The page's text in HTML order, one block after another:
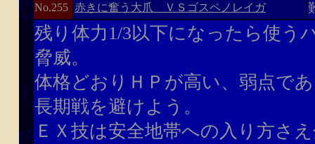
No.255 赤きに奮う大爪 ＶＳゴスペノレイガ
残り体力1/3以下になったら使う
脅威。
体格どおりＨＰが高い、弱点で
長期戦を避けよう。
ＥＸ技は安全地帯への入り方さ